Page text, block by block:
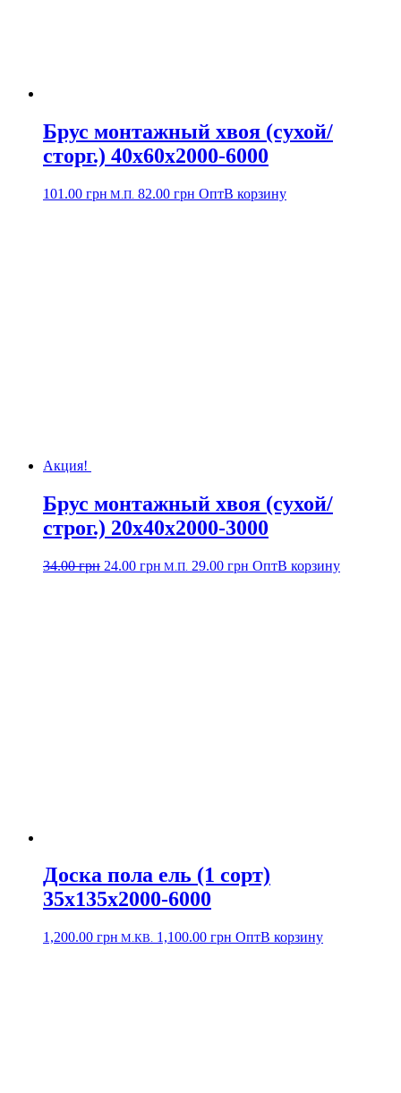
Брус монтажный хвоя (сухой/
сторг.) 40х60х2000-6000
101.00 грн М.П. 82.00 грн ОптВ корзину
Акция!
Брус монтажный хвоя (сухой/
строг.) 20х40х2000-3000
34.00грн 24.00 грн М.П. 29.00 грн ОптВ корзину
Доска пола ель (1 сорт)
35х135х2000-6000
1,200.00 грн М.КВ. 1,100.00 грн ОптВ корзину